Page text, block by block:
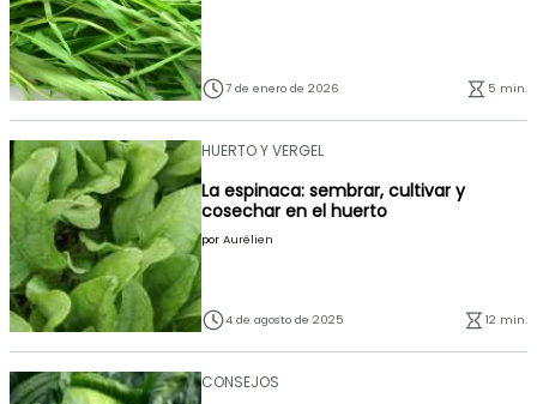
7 de enero de 2026 5 min.
HUERTO Y VERGEL
La espinaca: sembrar, cultivar y
cosechar en el huerto
por Aurélien
4 de agosto de 2025 12 min.
CONSEJOS